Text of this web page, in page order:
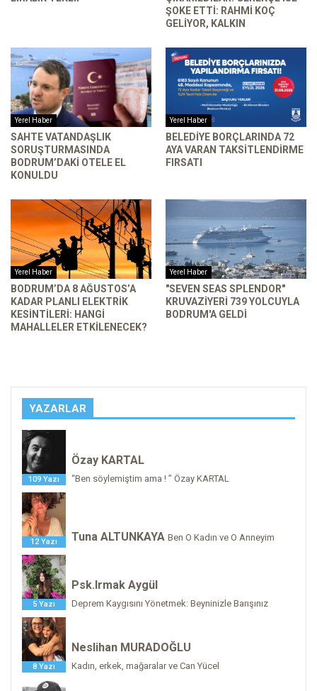
ŞOKE ETTI: RAHMI KOÇ
GELIYOR, KALKIN
Yerel Haber
SAHTE VATANDAŞLIK
SORUŞTURMASINDA
BODRUM’DAKI OTELE EL
KONULDU
Yerel Haber
BELEDIYE BORÇLARINDA 72
AYA VARAN TAKSITLENDIRME
FIRSATI
Yerel Haber
BODRUM’DA 8 AĞUSTOS’A
KADAR PLANLI ELEKTRIK
KESINTILERI: HANGI
MAHALLELER ETKILENECEK?
Yerel Haber
"SEVEN SEAS SPLENDOR"
KRUVAZIYERI 739 YOLCUYLA
BODRUM'A GELDI
YAZARLAR
109 Yazı
Özay KARTAL
“Ben söylemiştim ama ! ” Özay KARTAL
12 Yazı Tuna ALTUNKAYA Ben O Kadın ve O Anneyim
5 Yazı
Psk.Irmak Aygül
Deprem Kaygısını Yönetmek: Beyninizle Barışınız
8 Yazı
Neslihan MURADOĞLU
Kadın, erkek, mağaralar ve Can Yücel